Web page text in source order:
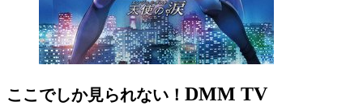
ここでしか見られない！ DMM TV